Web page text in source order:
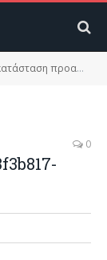
χώρου Δημοτικού σχολείου Κροκεών και νηπιαγωγείου.
0